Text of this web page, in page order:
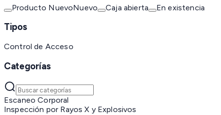
Producto NuevoNuevo Caja abierta En existencia
Tipos
Control de Acceso
Categorías
Escaneo Corporal
Inspección por Rayos X y Explosivos